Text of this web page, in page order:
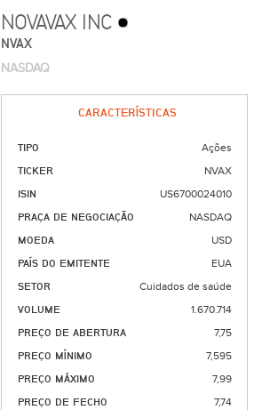
NOVAVAX INC
NVAX
NASDAQ
CARACTERÍSTICAS
TIPO Ações
TICKER NVAX
ISIN US6700024010
PRAÇA DE NEGOCIAÇÃO NASDAQ
MOEDA USD
PAÍS DO EMITENTE EUA
SETOR Cuidados de saúde
VOLUME 1.670.714
PREÇO DE ABERTURA 7,75
PREÇO MÍNIMO 7,595
PREÇO MÁXIMO 7,99
PREÇO DE FECHO 7,74